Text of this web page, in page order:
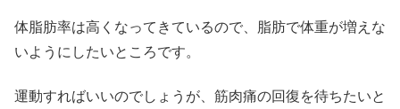
体脂肪率は高くなってきているので、脂肪で体重が増えな
いようにしたいところです。
運動すればいいのでしょうが、筋肉痛の回復を待ちたいと